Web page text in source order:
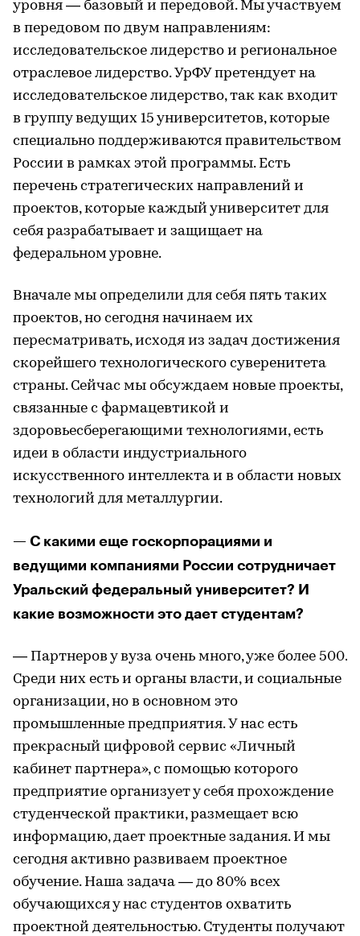
уровня — базовый и передовой. Мы участвуем
в передовом по двум направлениям:
исследовательское лидерство и региональное
отраслевое лидерство. УрФУ претендует на
исследовательское лидерство, так как входит
в группу ведущих 15 университетов, которые
специально поддерживаются правительством
России в рамках этой программы. Есть
перечень стратегических направлений и
проектов, которые каждый университет для
себя разрабатывает и защищает на
федеральном уровне.
Вначале мы определили для себя пять таких
проектов, но сегодня начинаем их
пересматривать, исходя из задач достижения
скорейшего технологического суверенитета
страны. Сейчас мы обсуждаем новые проекты,
связанные с фармацевтикой и
здоровьесберегающими технологиями, есть
идеи в области индустриального
искусственного интеллекта и в области новых
технологий для металлургии.
— С какими еще госкорпорациями и
ведущими компаниями России сотрудничает
Уральский федеральный университет? И
какие возможности это дает студентам?
— Партнеров у вуза очень много, уже более 500.
Среди них есть и органы власти, и социальные
организации, но в основном это
промышленные предприятия. У нас есть
прекрасный цифровой сервис «Личный
кабинет партнера», с помощью которого
предприятие организует у себя прохождение
студенческой практики, размещает всю
информацию, дает проектные задания. И мы
сегодня активно развиваем проектное
обучение. Наша задача — до 80% всех
обучающихся у нас студентов охватить
проектной деятельностью. Студенты получают